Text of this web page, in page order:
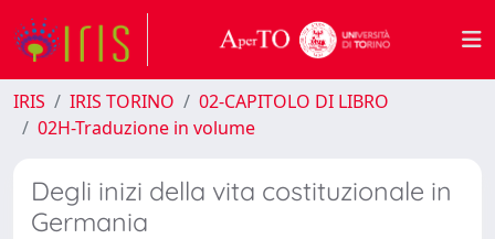
IRIS IRIS TORINO
02-CAPITOLO DI LIBRO
02H-Traduzione in volume
Degli inizi della vita costituzionale in
Germania